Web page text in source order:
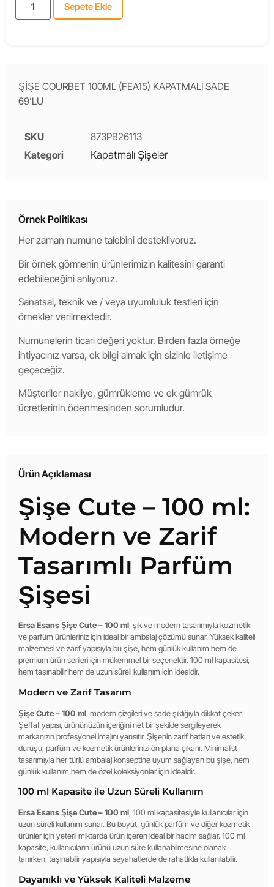
Sepete Ekle
ŞİŞE COURBET 100ML (FEA15) KAPATMALI SADE
69’LU
SKU
873PB26113
Kategori
Kapatmalı Şişeler
Örnek Politikası
Her zaman numune talebini destekliyoruz.
Bir örnek görmenin ürünlerimizin kalitesini garanti
edebileceğini anlıyoruz.
Sanatsal, teknik ve / veya uyumluluk testleri için
örnekler verilmektedir.
Numunelerin ticari değeri yoktur. Birden fazla örneğe
ihtiyacınız varsa, ek bilgi almak için sizinle iletişime
geçeceğiz.
Müşteriler nakliye, gümrükleme ve ek gümrük
ücretlerinin ödenmesinden sorumludur.
Ürün Açıklaması
Şişe Cute – 100 ml:
Modern ve Zarif
Tasarımlı Parfüm
Şişesi
Ersa Esans Şişe Cute – 100 ml, şık ve modern tasarımıyla kozmetik
ve parfüm ürünleriniz için ideal bir ambalaj çözümü sunar. Yüksek kaliteli
malzemesi ve zarif yapısıyla bu şişe, hem günlük kullanım hem de
premium ürün serileri için mükemmel bir seçenektir. 100 ml kapasitesi,
hem taşınabilir hem de uzun süreli kullanım için idealdir.
Modern ve Zarif Tasarım
Şişe Cute – 100 ml, modern çizgileri ve sade şıklığıyla dikkat çeker.
Şeffaf yapısı, ürününüzün içeriğini net bir şekilde sergileyerek
markanızın profesyonel imajını yansıtır. Şişenin zarif hatları ve estetik
duruşu, parfüm ve kozmetik ürünlerinizi ön plana çıkarır. Minimalist
tasarımıyla her türlü ambalaj konseptine uyum sağlayan bu şişe, hem
günlük kullanım hem de özel koleksiyonlar için idealdir.
100 ml Kapasite ile Uzun Süreli Kullanım
Ersa Esans Şişe Cute – 100 ml, 100 ml kapasitesiyle kullanıcılar için
uzun süreli kullanım sunar. Bu boyut, günlük parfüm ve diğer kozmetik
ürünler için yeterli miktarda ürün içeren ideal bir hacim sağlar. 100 ml
kapasite, kullanıcıların ürünü uzun süre kullanabilmesine olanak
tanırken, taşınabilir yapısıyla seyahatlerde de rahatlıkla kullanılabilir.
Dayanıklı ve Yüksek Kaliteli Malzeme